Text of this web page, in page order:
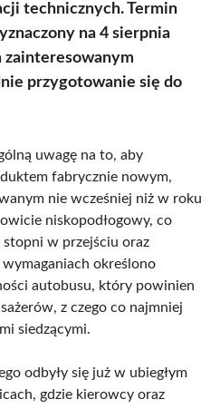
technicznych. Termin
na 4 sierpnia
zainteresowanym
przygotowanie się do
uwagę na to, aby
fabrycznie nowym,
nie wcześniej niż w roku
niskopodłogowy, co
w przejściu oraz
określono
autobusu, który powinien
z czego co najmniej
siedzącymi.
odbyły się już w ubiegłym
gdzie kierowcy oraz